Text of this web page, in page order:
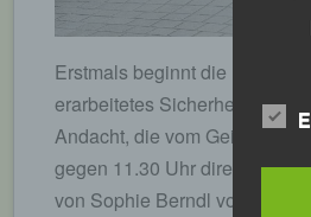
Erstmals beginnt die DJK-
erarbeitetes
Andacht, die vom Geistlichen
gegen 11.30 Uhr direkt am
von Sophie Berndl von